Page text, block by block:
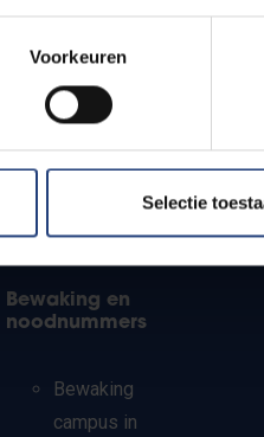
Voorkeuren
Selectie
Bewaking en
noodnummers
Bewaking
campus in